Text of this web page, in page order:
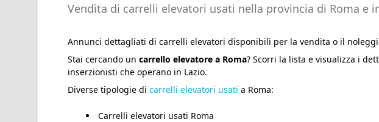
Vendita di carrelli elevatori usati nella provincia di Roma e
Annunci dettagliati di carrelli elevatori disponibili per la vendita o il
Stai cercando un carrello elevatore a Roma? Scorri la lista e visualizza i
inserzionisti che operano in Lazio.
Diverse tipologie di carrelli elevatori usati a Roma:
Carrelli elevatori usati Roma